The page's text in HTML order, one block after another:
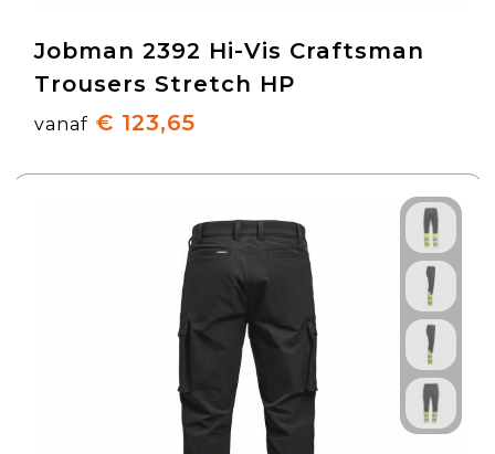
Jobman 2392 Hi-Vis Craftsman
Trousers Stretch HP
vanaf € 123,65